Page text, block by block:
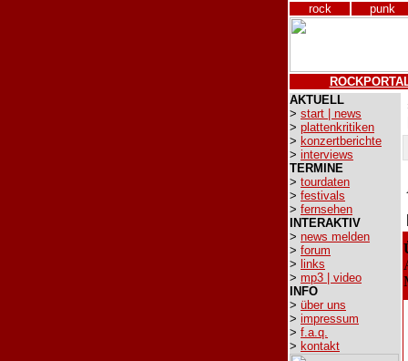
rock punk
AKTUELL
> start | news
> plattenkritiken
> konzertberichte
> interviews
TERMINE
> tourdaten
> festivals
> fernsehen
INTERAKTIV
> news melden
> forum
> links
> mp3 | video
INFO
> über uns
> impressum
> f.a.q.
> kontakt